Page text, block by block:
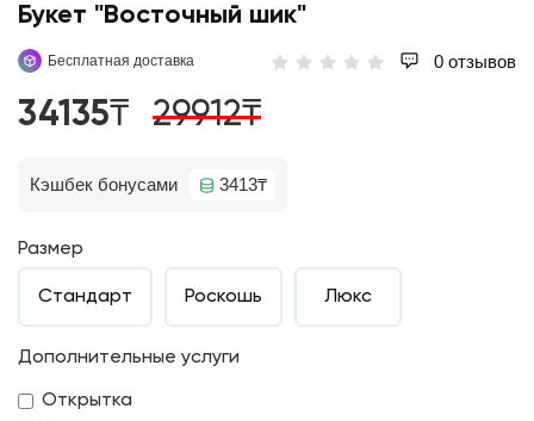
Букет "Восточный шик"
Бесплатная доставка 0 отзывов
34135₸ 29912₸
Кэшбек бонусами 3413₸
Размер
Стандарт Роскошь Люкс
Дополнительные услуги
Открытка